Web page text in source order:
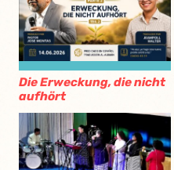
Die Erweckung, die nicht
aufhört